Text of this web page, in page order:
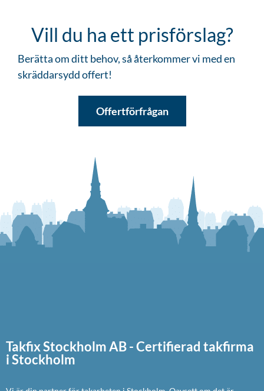
Vill du ha ett prisförslag?
Berätta om ditt behov, så återkommer vi med en
skräddarsydd offert!
Offertförfrågan
Takfix Stockholm AB - Certifierad takfirma
i Stockholm